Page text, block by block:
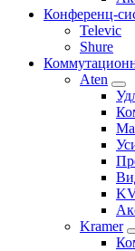
Конференц-
Televic
Shure
Aten
Kramer